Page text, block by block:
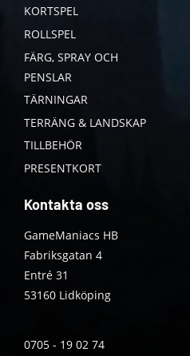
KORTSPEL
ROLLSPEL
FÄRG, SPRAY OCH
PENSLAR
TÄRNINGAR
TERRÄNG & LANDSKAP
TILLBEHÖR
PRESENTKORT
Kontakta oss
GameManiacs HB
Fabriksgatan 4
Entré 31
53160 Lidköping
0705 - 19 02 74